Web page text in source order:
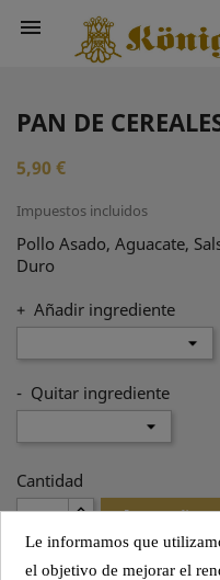

PAN DE
5,90 €
Impuestos incluidos
Pollo Asado, Aguacate,
Duro
+ Añadir ingrediente
- Quitar ingrediente
Cantidad

Le informamos que
el objetivo de mejorar el